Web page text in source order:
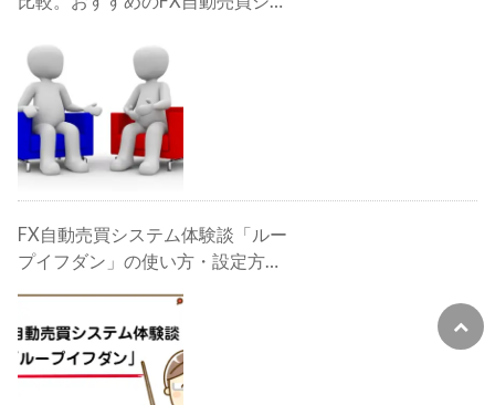
FX自動売買システム体験談「ルー
プイフダン」の使い方・設定方
法・検証・評判・攻略法